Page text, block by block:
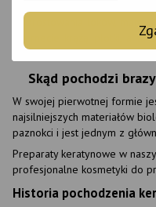
wyprostowania loków, mamy
Internecie krążą plotki, a
więc przyjrzyjmy się
Skąd pochodzi
W swojej pierwotnej formie
najsilniejszych materiałów
paznokci i jest jednym z
Preparaty keratynowe w
profesjonalne kosmetyki do
Historia pochodzenia